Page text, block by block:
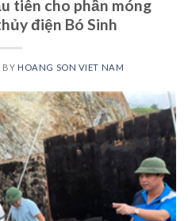
tiên cho phần móng
điện Bó Sinh
BY HOANG SON VIET NAM